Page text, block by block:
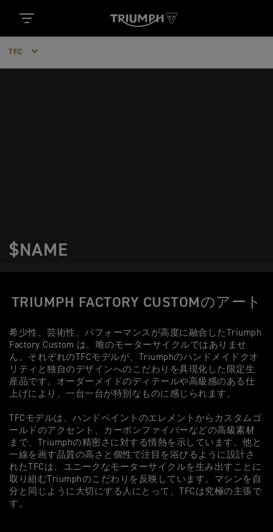
TFC
$NAME
TRIUMPH FACTORY CUSTOMのアート
希少性、芸術性、パフォーマンスが高度に融合したTriumph
Factory Custom は、唯のモーターサイクルではありませ
ん。それぞれのTFCモデルが、Triumphのハンドメイドクオ
リティと独自のデザインへのこだわりを具現化した限定生
産品です。オーダーメイドのディテールや高級感のある仕
上げにより、一台一台が特別なものに感じられます。
TFCモデルは、ハンドペイントのエレメントからカスタムゴ
ールドのアクセント、カーボンファイバーなどの高級素材
まで、Triumphの精密さに対する情熱を示しています。他と
一線を画す品質の高さと個性で注目を浴びるように設計さ
れたTFCは、ユニークなモーターサイクルを生み出すことに
取り組むTriumphのこだわりを反映しています。マシンを自
分と同じように大切にする人にとって、TFCは究極の主張で
す。